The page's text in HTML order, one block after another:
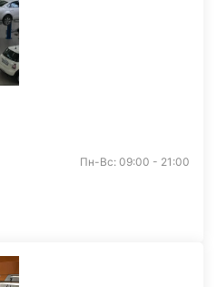
Пн-Вс: 09:00 - 21:00